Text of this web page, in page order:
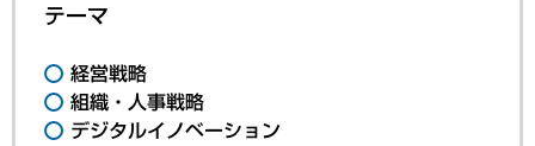
テーマ
経営戦略
組織・人事戦略
デジタルイノベーション